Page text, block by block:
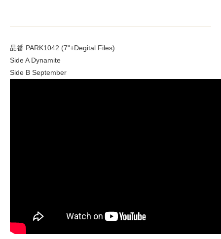
品番 PARK1042 (7"+Degital Files)
Side A Dynamite
Side B September